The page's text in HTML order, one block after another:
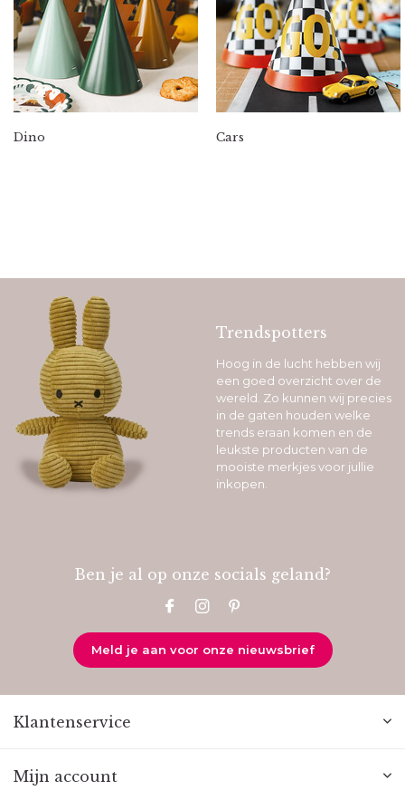
Dino Cars
Trendspotters
Hoog in de lucht hebben wij
een goed overzicht over de
wereld. Zo kunnen wij precies
in de gaten houden welke
trends eraan komen en de
leukste producten van de
mooiste merkjes voor jullie
inkopen.
Ben je al op onze socials geland?
Meld je aan voor onze nieuwsbrief
Klantenservice
Mijn account